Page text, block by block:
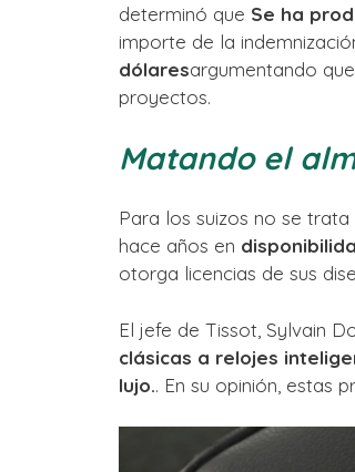
determinó que Se ha
importe de la
dólaresargumentando
proyectos.
Matando el
Para los suizos no se
hace años en
otorga licencias de sus
El jefe de Tissot, Sylvain
clásicas a relojes
lujo.. En su opinión, estas